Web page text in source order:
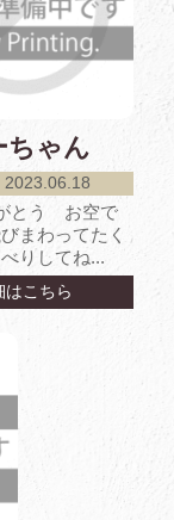
ちゃん
とう お空で
まわってたく
りしてね...
はこちら